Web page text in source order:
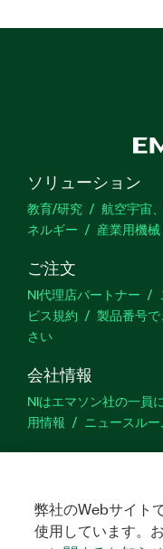
ソリューション
教育/研究 航空宇宙
ネルギー
産業用機械
ご注文
NI代理店パートナー
ビス規約
製品番号
さい
会社情報
NIはエマソン社の一員
用情報
ニュースルー
サポート
ム
製品のアクティ
するご意見
弊社のWebサイト
使用しています。